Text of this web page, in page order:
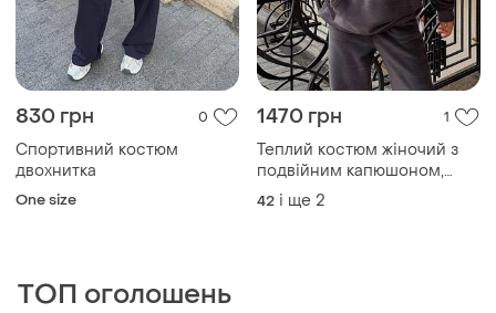
830 грн 0
Спортивний костюм
двохнитка
One size
1470 грн 1
Теплий костюм жіночий з
подвійним капюшоном,
молодіжний костюм худі +
штани
42 і ще 2
ТОП оголошень